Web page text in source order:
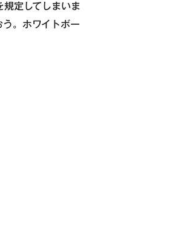
定してしまいま
。ホワイトボー